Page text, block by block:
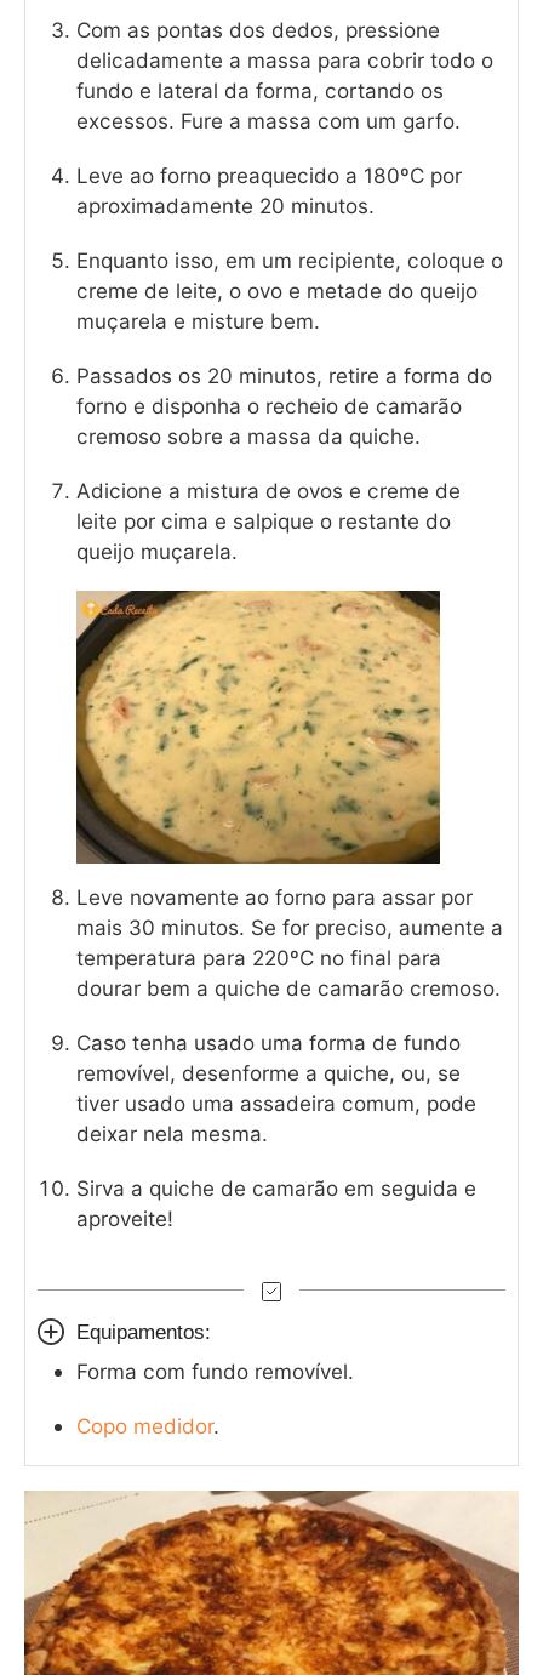
Com as pontas dos dedos, pressione
delicadamente a massa para cobrir todo o
fundo e lateral da forma, cortando os
excessos. Fure a massa com um garfo.
Leve ao forno preaquecido a 180ºC por
aproximadamente 20 minutos.
Enquanto isso, em um recipiente, coloque o
creme de leite, o ovo e metade do queijo
muçarela e misture bem.
Passados os 20 minutos, retire a forma do
forno e disponha o recheio de camarão
cremoso sobre a massa da quiche.
Adicione a mistura de ovos e creme de
leite por cima e salpique o restante do
queijo muçarela.
Leve novamente ao forno para assar por
mais 30 minutos. Se for preciso, aumente a
temperatura para 220ºC no final para
dourar bem a quiche de camarão cremoso.
Caso tenha usado uma forma de fundo
removível, desenforme a quiche, ou, se
tiver usado uma assadeira comum, pode
deixar nela mesma.
Sirva a quiche de camarão em seguida e
aproveite!
Equipamentos:
Forma com fundo removível.
Copo medidor.